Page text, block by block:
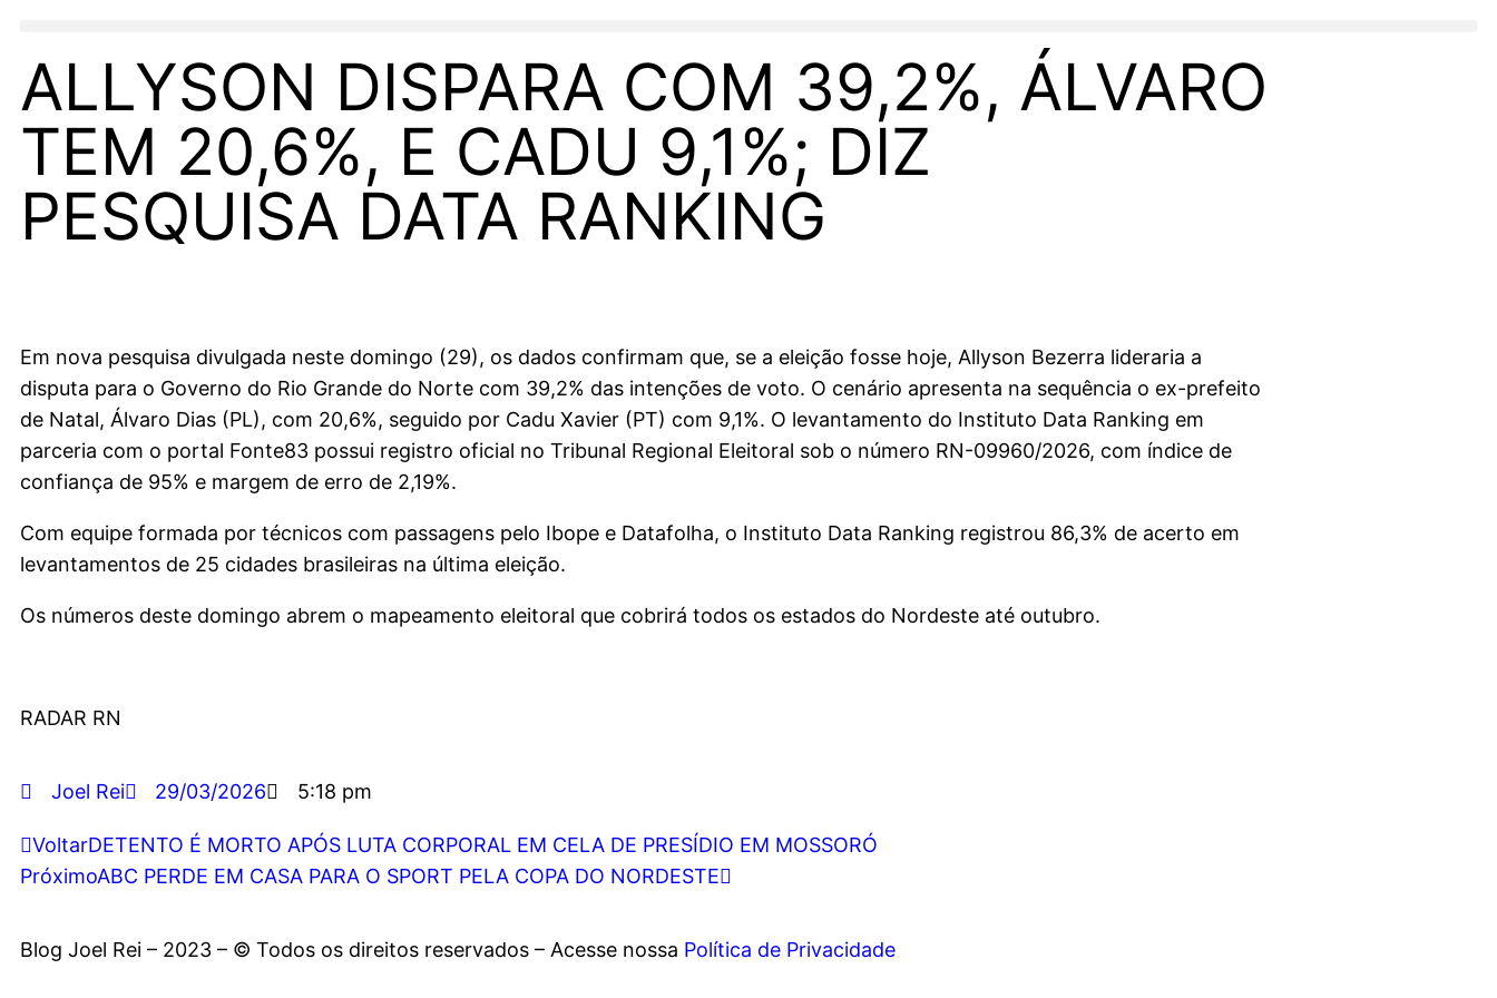
ALLYSON DISPARA COM 39,2%, ÁLVARO
TEM 20,6%, E CADU 9,1%; DIZ
PESQUISA DATA RANKING
Em nova pesquisa divulgada neste domingo (29), os dados confirmam que, se a eleição fosse hoje, Allyson Bezerra lideraria a
disputa para o Governo do Rio Grande do Norte com 39,2% das intenções de voto. O cenário apresenta na sequência o ex-prefeito
de Natal, Álvaro Dias (PL), com 20,6%, seguido por Cadu Xavier (PT) com 9,1%. O levantamento do Instituto Data Ranking em
parceria com o portal Fonte83 possui registro oficial no Tribunal Regional Eleitoral sob o número RN-09960/2026, com índice de
confiança de 95% e margem de erro de 2,19%.
Com equipe formada por técnicos com passagens pelo Ibope e Datafolha, o Instituto Data Ranking registrou 86,3% de acerto em
levantamentos de 25 cidades brasileiras na última eleição.
Os números deste domingo abrem o mapeamento eleitoral que cobrirá todos os estados do Nordeste até outubro.
RADAR RN
Joel Rei 29/03/2026 5:18 pm
VoltarDETENTO É MORTO APÓS LUTA CORPORAL EM CELA DE PRESÍDIO EM MOSSORÓ
PróximoABC PERDE EM CASA PARA O SPORT PELA COPA DO NORDESTE
Blog Joel Rei – 2023 – © Todos os direitos reservados – Acesse nossa Política de Privacidade